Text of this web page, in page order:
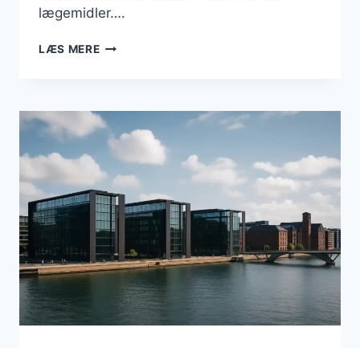
lægemidler….
LÆS MEREDANSK
VÆKST,
SÅRBARHEDER
STRATEGISKE
MULIGHEDER